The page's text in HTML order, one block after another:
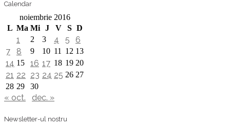
Calendar
noiembrie 2016
L Ma Mi J V S D
1 2 3 4 5
6
7
8 9 10 11 12 13
14 15 16 17 18 19 20
21 22 23 24 25 26 27
28 29 30
« oct. dec. »
Newsletter-ul nostru